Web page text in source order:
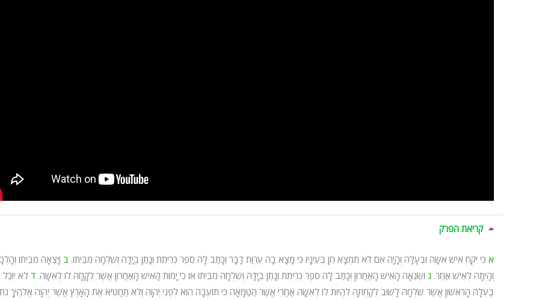
קריאת הפרק
א כִּי יִקַּח אִישׁ אִשָּׁה וּבְעָלָהּ וְהָיָה אִם לֹא תִמְצָא חֵן בְּעֵינָיו כִּי מָצָא בָהּ עֶרְוַת דָּבָר וְכָתַב לָהּ סֵפֶר כְּרִיתֻת וְנָתַן בְּיָדָהּ וְשִׁלְּחָהּ מִבֵּיתוֹ. ב וְיָצְאָה מִבֵּיתוֹ
וְהָיְתָה לְאִישׁ אַחֵר. ג וּשְׂנֵאָהּ הָאִישׁ הָאַחֲרוֹן וְכָתַב לָהּ סֵפֶר כְּרִיתֻת וְנָתַן בְּיָדָהּ וְשִׁלְּחָהּ מִבֵּיתוֹ אוֹ כִי יָמוּת הָאִישׁ הָאַחֲרוֹן אֲשֶׁר לְקָחָהּ לוֹ לְאִשָּׁה. ד לֹא יוּכַל
בַּעְלָהּ הָרִאשׁוֹן אֲשֶׁר שִׁלְּחָהּ לָשׁוּב לְקַחְתָּהּ לִהְיוֹת לוֹ לְאִשָּׁה אַחֲרֵי אֲשֶׁר הֻטַּמָּאָה כִּי תוֹעֵבָה הִוא לִפְנֵי יְהוָה וְלֹא תַחֲטִיא אֶת הָאָרֶץ אֲשֶׁר יְהוָה אֱלֹהֶיךָ